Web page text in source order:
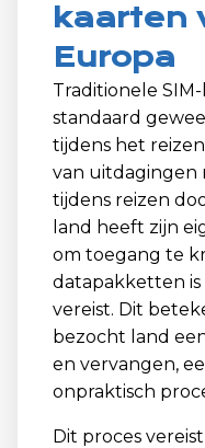
kaarten
Europa
Traditionele
standaard
tijdens het
van uitdagingen
tijdens reizen
land heeft zijn
om toegang te
datapakketten is
vereist. Dit
bezocht land
en vervangen,
onpraktisch
Dit proces